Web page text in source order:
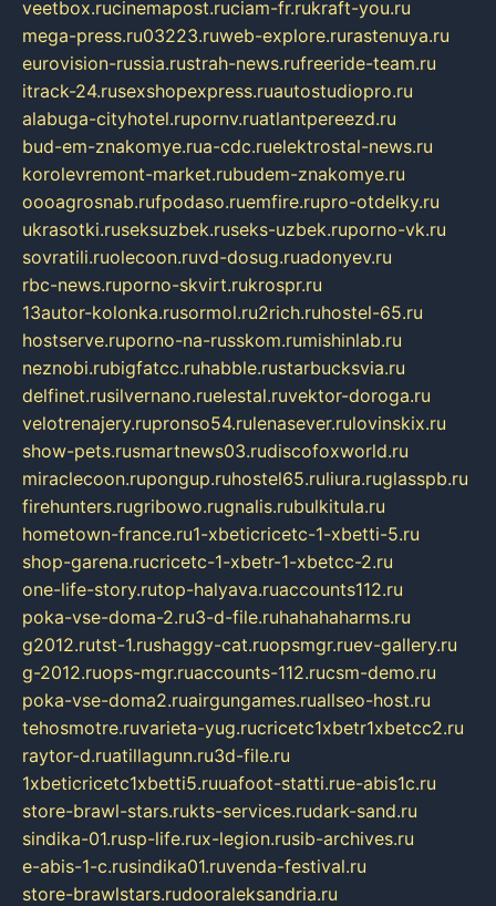
veetbox.rucinemapost.ruciam-fr.rukraft-you.ru
mega-press.ru03223.ruweb-explore.rurastenuya.ru
eurovision-russia.rustrah-news.rufreeride-team.ru
itrack-24.rusexshopexpress.ruautostudiopro.ru
alabuga-cityhotel.rupornv.ruatlantpereezd.ru
bud-em-znakomye.rua-cdc.ruelektrostal-news.ru
korolevremont-market.rubudem-znakomye.ru
oooagrosnab.rufpodaso.ruemfire.rupro-otdelky.ru
ukrasotki.ruseksuzbek.ruseks-uzbek.ruporno-vk.ru
sovratili.ruolecoon.ruvd-dosug.ruadonyev.ru
rbc-news.ruporno-skvirt.rukrospr.ru
13autor-kolonka.rusormol.ru2rich.ruhostel-65.ru
hostserve.ruporno-na-russkom.rumishinlab.ru
neznobi.rubigfatcc.ruhabble.rustarbucksvia.ru
delfinet.rusilvernano.ruelestal.ruvektor-doroga.ru
velotrenajery.rupronso54.rulenasever.rulovinskix.ru
show-pets.rusmartnews03.rudiscofoxworld.ru
miraclecoon.rupongup.ruhostel65.ruliura.ruglasspb.ru
firehunters.rugribowo.rugnalis.rubulkitula.ru
hometown-france.ru1-xbeticricetc-1-xbetti-5.ru
shop-garena.rucricetc-1-xbetr-1-xbetcc-2.ru
one-life-story.rutop-halyava.ruaccounts112.ru
poka-vse-doma-2.ru3-d-file.ruhahahaharms.ru
g2012.rutst-1.rushaggy-cat.ruopsmgr.ruev-gallery.ru
g-2012.ruops-mgr.ruaccounts-112.rucsm-demo.ru
poka-vse-doma2.ruairgungames.ruallseo-host.ru
tehosmotre.ruvarieta-yug.rucricetc1xbetr1xbetcc2.ru
raytor-d.ruatillagunn.ru3d-file.ru
1xbeticricetc1xbetti5.ruuafoot-statti.rue-abis1c.ru
store-brawl-stars.rukts-services.rudark-sand.ru
sindika-01.rusp-life.rux-legion.rusib-archives.ru
e-abis-1-c.rusindika01.ruvenda-festival.ru
store-brawlstars.rudooraleksandria.ru